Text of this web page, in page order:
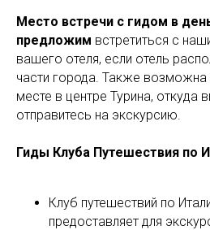
Место встречи с гидом в
предложим встретиться с
вашего отеля, если отель
части города. Также
месте в центре Турина, откуда
отправитесь на экскурсию.
Гиды Клуба Путешествия по
Клуб путешествий по
предоставляет для